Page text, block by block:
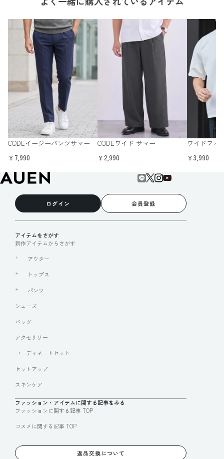
CODEイージーパンツサマー
￥7,990
CODEワイド サマー
￥2,990
ワイドフィ
￥3,990
ログイン 会員登録
アイテムをさがす
新作アイテムからさがす
アウター
トップス
パンツ
シューズ
バッグ
アクセサリー
コーディネートセット
セットアップ
スキンケア
ファッション・アイテムに関する記事をみる
ファッションに関する記事 TOP
コスメに関する記事 TOP
返品交換について